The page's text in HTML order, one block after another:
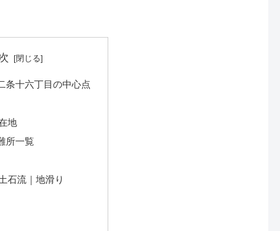
条十六丁目の中心点
地
所一覧
石流｜地滑り